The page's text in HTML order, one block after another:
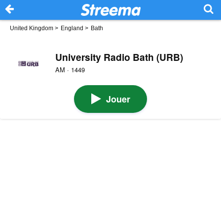
United Kingdom > England > Bath
University Radio Bath (URB)
AM · 1449
Jouer